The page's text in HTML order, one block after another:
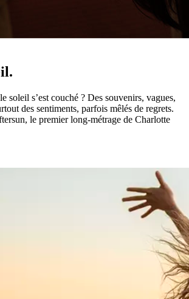
soleil s’est couché ? Des souvenirs, vagues,
des sentiments, parfois mêlés de regrets.
le premier long-métrage de Charlotte